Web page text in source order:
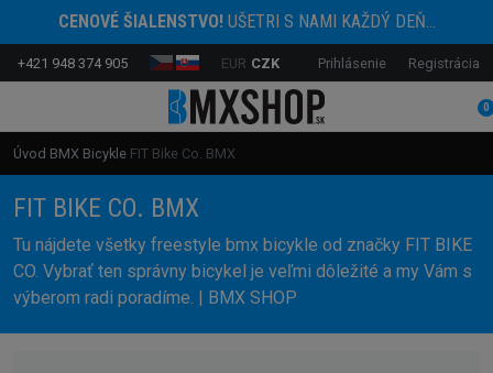
CENOVÉ ŠIALENSTVO!UŠETRI S NAMI KAŽDÝ DEŇ...
+421 948 374 905 EUR CZK Prihlásenie Registrácia
0
Úvod BMX Bicykle FIT Bike Co. BMX
FIT BIKE CO. BMX
Tu nájdete všetky freestyle bmx bicykle od značky FIT BIKE
CO. Vybrať ten správny bicykel je veľmi dôležité a my Vám s
výberom radi poradíme. | BMX SHOP